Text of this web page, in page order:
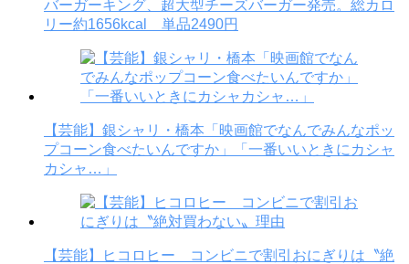
バーガーキング、超大型チーズバーガー発売。総カロ
リー約1656kcal 単品2490円
【芸能】銀シャリ・橋本「映画館でなんでみんなポッ
プコーン食べたいんですか」「一番いいときにカシャ
カシャ…」
【芸能】ヒコロヒー コンビニで割引おにぎりは〝絶